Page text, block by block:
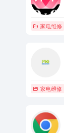
家电维修
家电维修